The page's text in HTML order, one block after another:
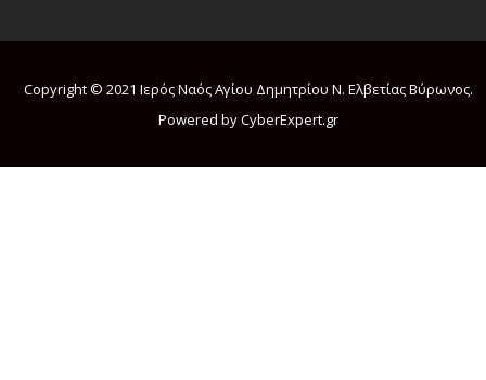
Copyright © 2021 Ιερός Ναός Αγίου Δημητρίου Ν. Ελβετίας Βύρωνος.
Powered by CyberExpert.gr